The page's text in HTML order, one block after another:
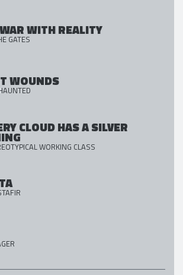
WITH REALITY
GATES
WOUNDS
CLOUD HAS A SILVER
WORKING CLASS